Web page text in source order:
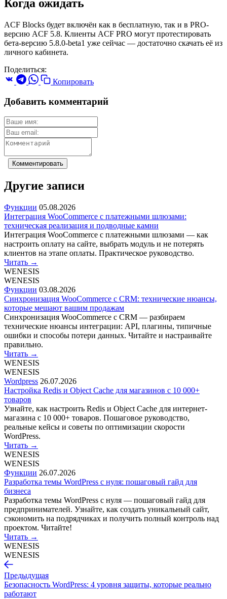
Когда ожидать
ACF Blocks будет включён как в бесплатную, так и в PRO-
версию ACF 5.8. Клиенты ACF PRO могут протестировать
бета-версию 5.8.0-beta1 уже сейчас — достаточно скачать её из
личного кабинета.
Поделиться:
Копировать
Добавить комментарий
Комментировать
Другие записи
Функции 05.08.2026
Интеграция WooCommerce с платежными шлюзами:
техническая реализация и подводные камни
Интеграция WooCommerce с платежными шлюзами — как
настроить оплату на сайте, выбрать модуль и не потерять
клиентов на этапе оплаты. Практическое руководство.
Читать →
WENESIS
WENESIS
Функции 03.08.2026
Синхронизация WooCommerce с CRM: технические нюансы,
которые мешают вашим продажам
Синхронизация WooCommerce с CRM — разбираем
технические нюансы интеграции: API, плагины, типичные
ошибки и способы потери данных. Читайте и настраивайте
правильно.
Читать →
WENESIS
WENESIS
Wordpress 26.07.2026
Настройка Redis и Object Cache для магазинов с 10 000+
товаров
Узнайте, как настроить Redis и Object Cache для интернет-
магазина с 10 000+ товаров. Пошаговое руководство,
реальные кейсы и советы по оптимизации скорости
WordPress.
Читать →
WENESIS
WENESIS
Функции 26.07.2026
Разработка темы WordPress с нуля: пошаговый гайд для
бизнеса
Разработка темы WordPress с нуля — пошаговый гайд для
предпринимателей. Узнайте, как создать уникальный сайт,
сэкономить на подрядчиках и получить полный контроль над
проектом. Читайте!
Читать →
WENESIS
WENESIS
Предыдущая
Безопасность WordPress: 4 уровня защиты, которые реально
работают